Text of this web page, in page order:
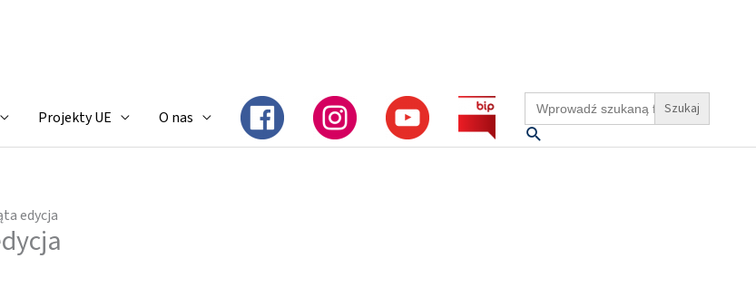
Projekty UE O nas
Search
for:
Szukaj
edycja